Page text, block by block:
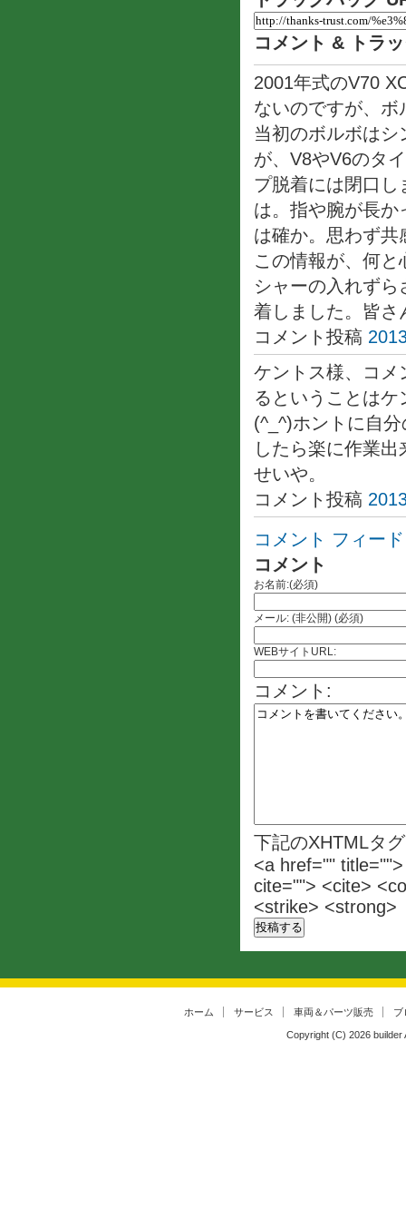
コメント & トラ
2001年式のV70
ないのですが、ボ
当初のボルボは
が、V8やV6のタ
プ脱着には閉口
は。指や腕が長か
は確か。思わず
この情報が、何
シャーの入れず
着しました。皆さ
コメント投稿
ケントス様、コ
るということは
(^_^)ホントに自
したら楽に作業
せいや。
コメント投稿
コメント フィード
コメント
お名前:(必須)
メール: (非公開) (必須)
WEBサイトURL:
コメント:
下記のXHTMLタ
<a href=""
cite=""> <cite>
<strike> <strong>
ホーム サービス 車両＆パーツ販売 ブ
Copyright (C) 2026 builder